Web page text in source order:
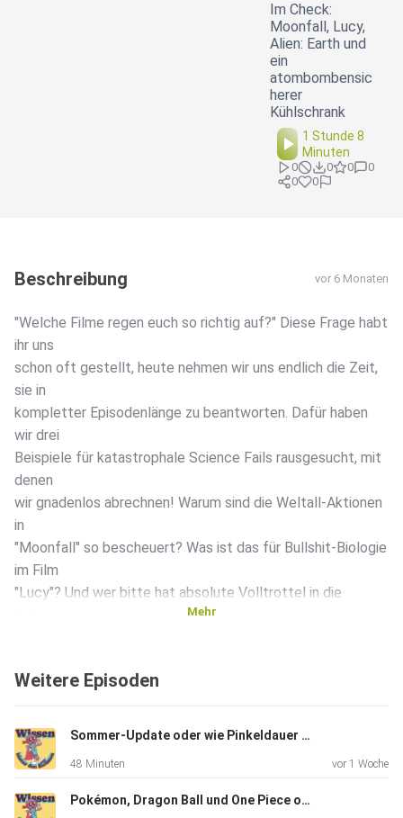
Im Check:
Moonfall, Lucy,
Alien: Earth und
ein
atombombensic
herer
Kühlschrank
1 Stunde 8
Minuten
0 0 0
0
0
0
Beschreibung vor 6 Monaten
"Welche Filme regen euch so richtig auf?" Diese Frage habt
ihr uns
schon oft gestellt, heute nehmen wir uns endlich die Zeit,
sie in
kompletter Episodenlänge zu beantworten. Dafür haben
wir drei
Beispiele für katastrophale Science Fails rausgesucht, mit
denen
wir gnadenlos abrechnen! Warum sind die Weltall-Aktionen
in
"Moonfall" so bescheuert? Was ist das für Bullshit-Biologie
im Film
"Lucy"? Und wer bitte hat absolute Volltrottel in die
Community üben wir uns im faktischen Anger Management
Folge!
Mehr
Weitere Episoden
Sommer-Update oder wie Pinkeldauer und Wurstform zur Wissenschaft wurden
48 Minuten vor 1 Woche
Pokémon, Dragon Ball und One Piece oder Knick Knack, Beinchen ab!